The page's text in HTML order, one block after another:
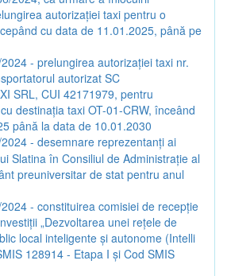
autorizației taxi pentru o
cu data de 11.01.2025, până pe
- prelungirea autorizației taxi nr.
autorizat SC
SRL, CUI 42171979, pentru
destinația taxi OT-01-CRW, înceând
până la data de 10.01.2030
- desemnare reprezentanți ai
Slatina în Consiliul de Administrație al
preuniversitar de stat pentru anul
- constituirea comisiei de recepție
„Dezvoltarea unei rețele de
local inteligente și autonome (Intelli
128914 - Etapa I și Cod SMIS